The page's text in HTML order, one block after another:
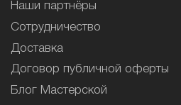
Наши партнёры
Сотрудничество
Доставка
Договор публичной оферты
Блог Мастерской